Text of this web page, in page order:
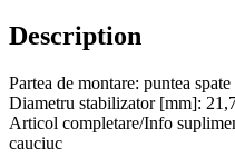
Description
Partea de montare: puntea spate
Diametru stabilizator [mm]:
Articol completare/Info
cauciuc